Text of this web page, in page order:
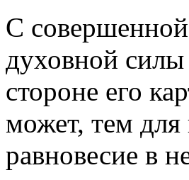
С
духовной
стороне его
может, тем для
равновесие в